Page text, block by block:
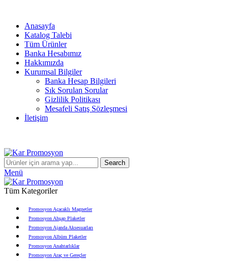
Anasayfa
Katalog Talebi
Tüm Ürünler
Banka Hesabımız
Hakkımızda
Kurumsal Bilgiler
Banka Hesap Bilgileri
Sık Sorulan Sorular
Gizlilik Politikası
Mesafeli Satış Sözleşmesi
İletişim
Search
Menü
Tüm Kategoriler
Promosyon Açacaklı Magnetler
Promosyon Ahşap Plaketler
Promosyon Ajanda Aksesuarları
Promosyon Albüm Plaketler
Promosyon Anahtarlıklar
Promosyon Araç ve Gereçler